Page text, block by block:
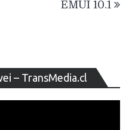
EMUI 10.1
– TransMedia.cl
de